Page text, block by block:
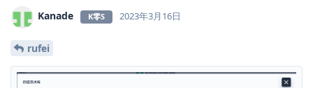
Kanade K零S 2023年3月16日
rufei